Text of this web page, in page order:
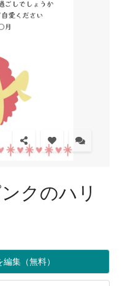
クのハリ
集（無料）